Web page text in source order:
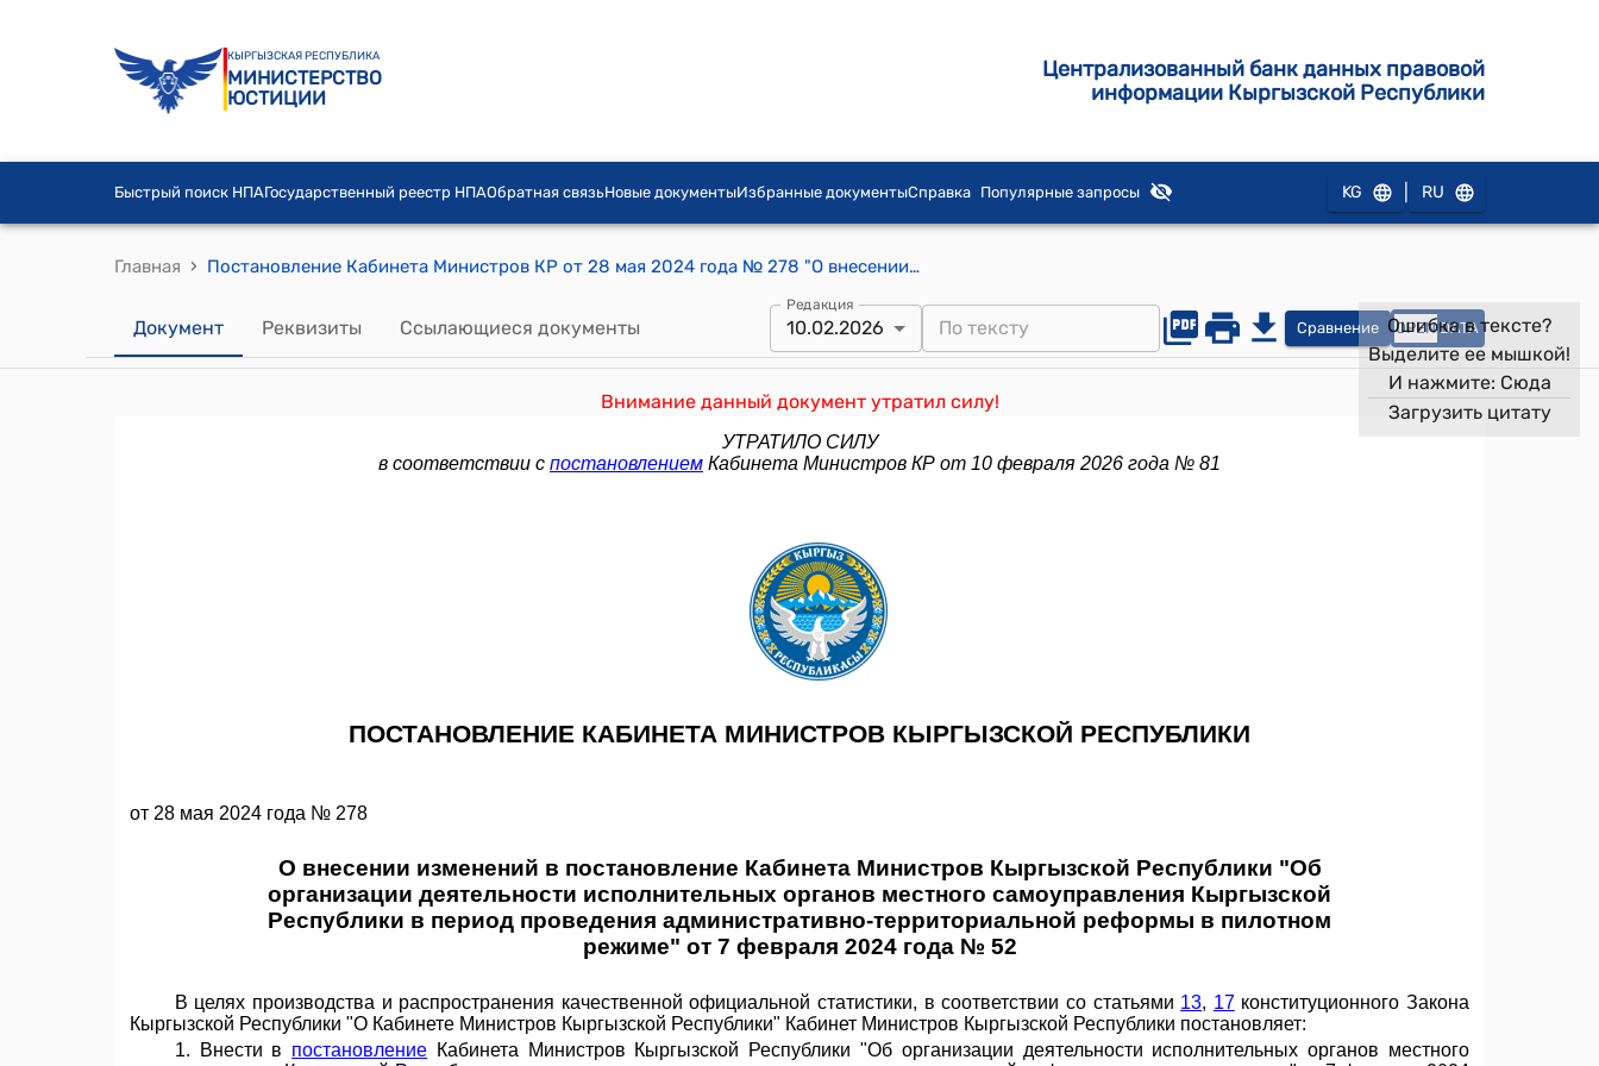
КЫРГЫЗСКАЯ РЕСПУБЛИКА
МИНИСТЕРСТВО
ЮСТИЦИИ
Централизованный банк данных правовой
информации Кыргызской Республики
Быстрый поиск НПАГосударственный реестр НПАОбратная связьНовые документыИзбранные документыСправка Популярные запросы KG RU
Главная › Постановление Кабинета Министров КР от 28 мая 2024 года № 278 "О внесении изменений в постановление Кабинета Министров Кыргызской Республики "Об организации деятельности исполнительных органов местного самоуправления Кыргызской Республики в период проведения административно-территориальной реформы в пилотном режиме" от 7 февраля 2024 года № 52"
Документ Реквизиты Ссылающиеся документы
Редакция
10.02.2026 Сравнение OPEN DATA
Внимание данный документ утратил силу!
Ошибка в тексте?
Выделите ее мышкой!
И нажмите: Сюда
Загрузить цитату